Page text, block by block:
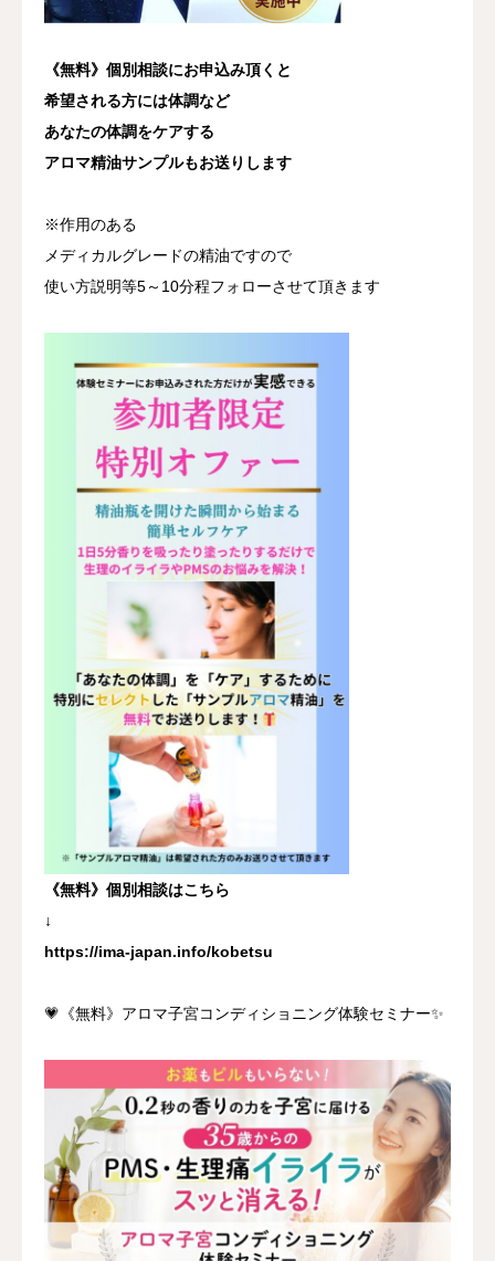
《無料》個別相談にお申込み頂くと
希望される方には体調など
あなたの体調をケアする
アロマ精油サンプルもお送りします
※作用のある
メディカルグレードの精油ですので
使い方説明等5～10分程フォローさせて頂きます
《無料》個別相談はこちら
↓
https://ima-japan.info/kobetsu
💗《無料》アロマ子宮コンディショニング体験セミナー✨